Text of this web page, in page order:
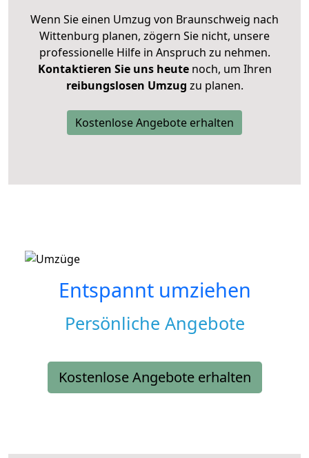
Wenn Sie einen Umzug von Braunschweig nach
Wittenburg planen, zögern Sie nicht, unsere
professionelle Hilfe in Anspruch zu nehmen.
Kontaktieren Sie uns heutenoch, um Ihren
reibungslosen Umzug zu planen.
Kostenlose Angebote erhalten
Entspannt umziehen
Persönliche Angebote
Kostenlose Angebote erhalten